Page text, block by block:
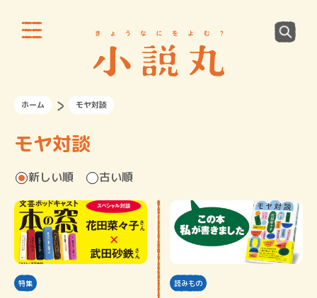
ホーム モヤ対談
モヤ対談
新しい順 古い順
特集 読みもの